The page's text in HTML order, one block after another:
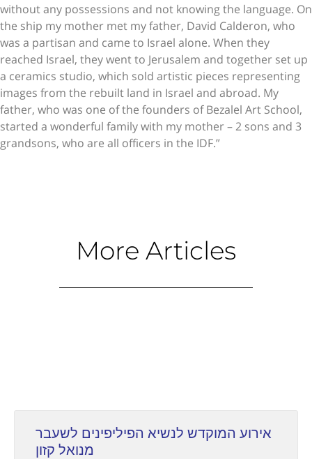
without any possessions and not knowing the language. On
the ship my mother met my father, David Calderon, who
was a partisan and came to Israel alone. When they
reached Israel, they went to Jerusalem and together set up
a ceramics studio, which sold artistic pieces representing
images from the rebuilt land in Israel and abroad. My
father, who was one of the founders of Bezalel Art School,
started a wonderful family with my mother – 2 sons and 3
grandsons, who are all officers in the IDF.”
More Articles
אירוע המוקדש לנשיא הפיליפינים לשעבר
מנואל קזון